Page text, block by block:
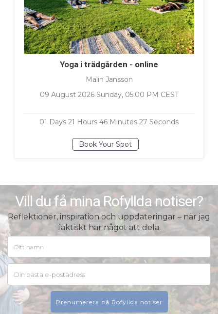
Yoga i trädgården - online
Malin Jansson
09 August 2026 Sunday, 05:00 PM CEST
01 Days 21 Hours 46 Minutes 26 Seconds
Book Your Spot
Vill du få mina Rofyllda notiser?
Reflektioner, inspiration och uppdateringar – när jag
faktiskt har något att dela.
Prenumerera på Rofyllda notiser